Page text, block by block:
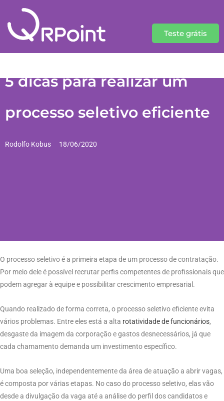
Teste grátis
5 dicas para realizar um
processo seletivo eficiente
Rodolfo Kobus 18/06/2020
O processo seletivo é a primeira etapa de um processo de contratação.
Por meio dele é possível recrutar perfis competentes de profissionais que
podem agregar à equipe e possibilitar crescimento empresarial.
Quando realizado de forma correta, o processo seletivo eficiente evita
vários problemas. Entre eles está a alta rotatividade de funcionários,
desgaste da imagem da corporação e gastos desnecessários, já que
cada chamamento demanda um investimento específico.
Uma boa seleção, independentemente da área de atuação a abrir vagas,
é composta por várias etapas. No caso do processo seletivo, elas vão
desde a divulgação da vaga até a análise do perfil dos candidatos e